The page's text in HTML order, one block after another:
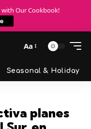
Our Cookbook!
Aa
Seasonal & Holiday
planes